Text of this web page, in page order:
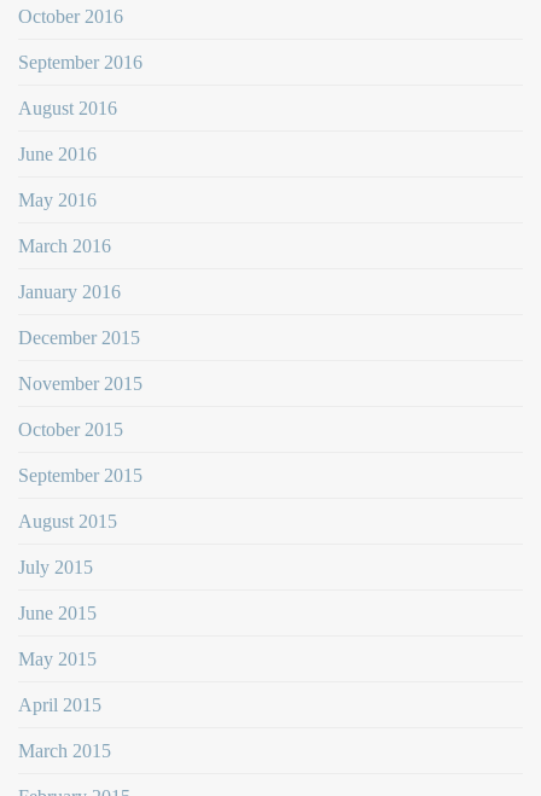
October 2016
September 2016
August 2016
June 2016
May 2016
March 2016
January 2016
December 2015
November 2015
October 2015
September 2015
August 2015
July 2015
June 2015
May 2015
April 2015
March 2015